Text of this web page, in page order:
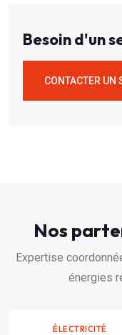
Besoin d'un
CONTACTER UN
Nos
Expertise
énergies
ÉLECTRICITÉ